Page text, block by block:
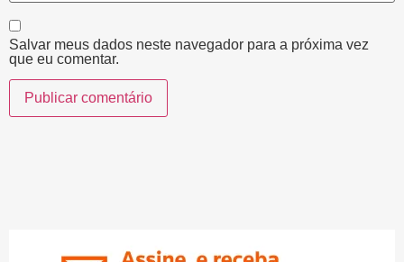
Salvar meus dados neste navegador para a próxima vez
que eu comentar.